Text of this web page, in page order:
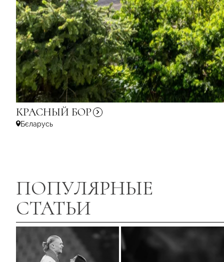
КРАСНЫЙ БОР
Бєларусь
ПОПУЛЯРНЫЕ
СТАТЬИ